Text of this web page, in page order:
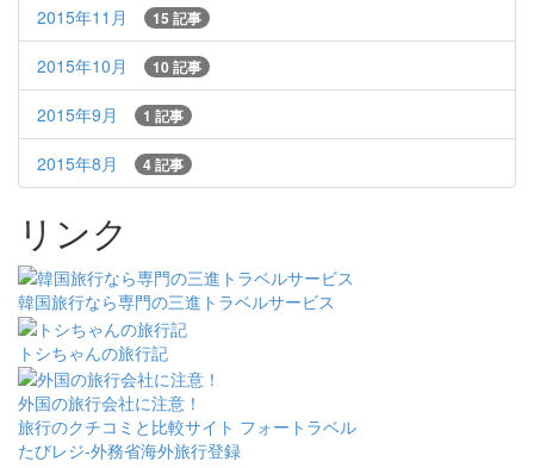
2015年11月 15 記事
2015年10月 10 記事
2015年9月 1 記事
2015年8月 4 記事
リンク
韓国旅行なら専門の三進トラベルサービス
トシちゃんの旅行記
外国の旅行会社に注意！
旅行のクチコミと比較サイト フォートラベル
たびレジ-外務省海外旅行登録